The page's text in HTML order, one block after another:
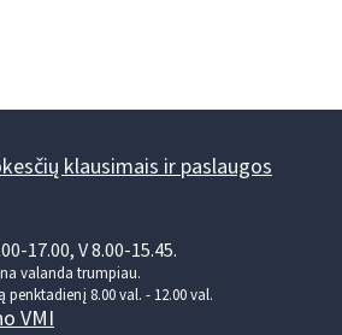
klausimais ir paslaugos
17.00, V 8.00-15.45.
valanda trumpiau.
8.00 val. - 12.00 val.
VMI